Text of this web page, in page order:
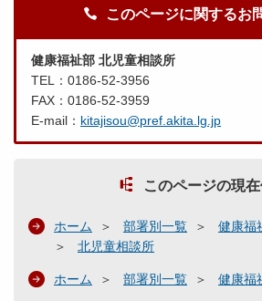
このページに関するお
健康福祉部 北児童相談所
TEL：0186-52-3956
FAX：0186-52-3959
E-mail： kitajisou@pref.akita.lg.jp
このページの現
ホーム 部署別一覧
健康福
北児童相談所
ホーム 部署別一覧 健康福